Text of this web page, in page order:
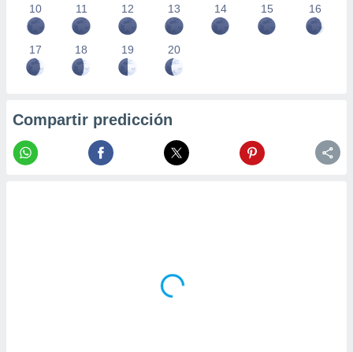
10 11 12 13 14 15 16
17 18 19 20
Compartir predicción